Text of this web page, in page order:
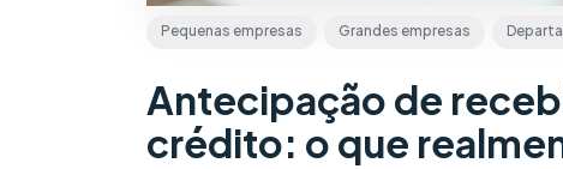
Pequenas empresas Grandes empresas
Antecipação de
crédito: o que